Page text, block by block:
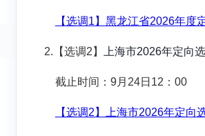
【选调1】黑龙江省2026年度
2.【选调2】 上海市2026年定向
截止时间：9月24日12：00
【选调2】上海市2026年定向